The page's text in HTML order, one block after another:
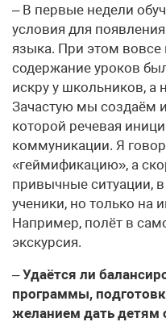
– В первые недели
условия для
языка. При этом вовсе
содержание уроков
искру у школьников, а
Зачастую мы создаём
которой речевая
коммуникации. Я
«геймификацию», а
привычные ситуации,
ученики, но только на
Например, полёт в
экскурсия.
–Удаётся ли
программы,
желанием дать детям